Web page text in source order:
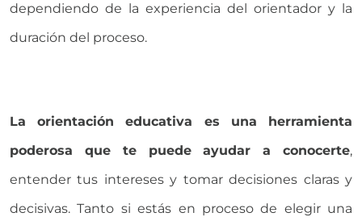
dependiendo de la experiencia del orientador y la
duración del proceso.
La orientación educativa es una herramienta
poderosa que te puede ayudar a conocerte,
entender tus intereses y tomar decisiones claras y
decisivas. Tanto si estás en proceso de elegir una